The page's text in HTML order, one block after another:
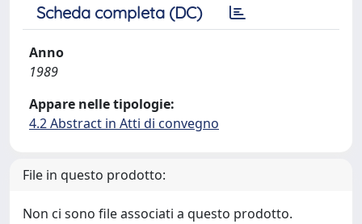
Scheda completa (DC)
Anno
1989
Appare nelle tipologie:
4.2 Abstract in Atti di convegno
File in questo prodotto:
Non ci sono file associati a questo prodotto.